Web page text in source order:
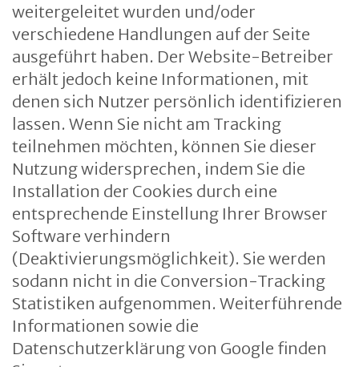
weitergeleitet wurden und/oder
verschiedene Handlungen auf der Seite
ausgeführt haben. Der Website-Betreiber
erhält jedoch keine Informationen, mit
denen sich Nutzer persönlich identifizieren
lassen. Wenn Sie nicht am Tracking
teilnehmen möchten, können Sie dieser
Nutzung widersprechen, indem Sie die
Installation der Cookies durch eine
entsprechende Einstellung Ihrer Browser
Software verhindern
(Deaktivierungsmöglichkeit). Sie werden
sodann nicht in die Conversion-Tracking
Statistiken aufgenommen. Weiterführende
Informationen sowie die
Datenschutzerklärung von Google finden